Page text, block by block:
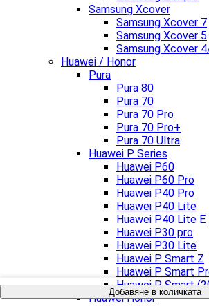
Добавяне в количката
Samsung Xcover
Samsung Xcover 7
Samsung Xcover 5
Samsung Xcover
Huawei / Honor
Pura
Pura 80
Pura 70
Pura 70 Pro
Pura 70 Pro+
Pura 70 Ultra
Huawei P Series
Huawei P60
Huawei P60 Pro
Huawei P40 Pro
Huawei P40 Lite
Huawei P40 Lite E
Huawei P30 pro
Huawei P30 Lite
Huawei P Smart Z
Huawei P Smart
Huawei P Smart
Huawei Honor